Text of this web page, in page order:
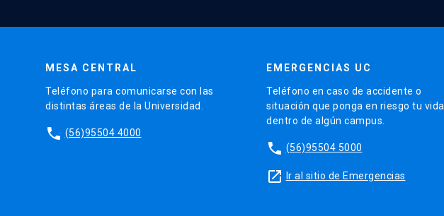
MESA CENTRAL
Teléfono para comunicarse con las
distintas áreas de la Universidad.
phone (56)95504 4000
EMERGENCIAS UC
Teléfono en caso de accidente o
situación que ponga en riesgo tu vida
dentro de algún campus.
phone (56)95504 5000
launch Ir al sitio de Emergencias